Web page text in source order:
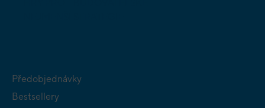
Předobjednávky
Bestsellery